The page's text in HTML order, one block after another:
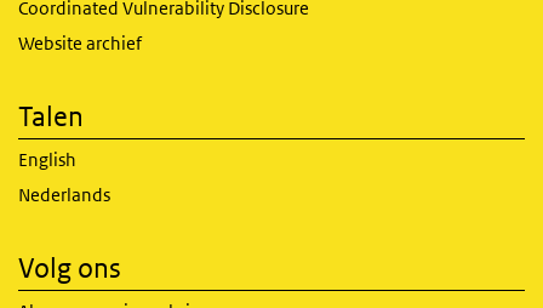
Coordinated Vulnerability Disclosure
Website archief
Talen
English
Nederlands
Volg ons